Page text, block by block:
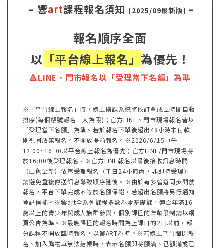
– 響art課程報名須知 (2025/09最新版) –
報名順序全面
以 「平台線上報名」 為優先！
🔺LINE、門市報名以「受理當下名額」為準
※「平台線上報名」時，線上購課系統將依訂單成立時間自動
排序(每個帳號報名一人為限)；官方LINE、門市現場報名皆以
「受理當下名額」為準。若於報名下單後超出48小時未付款，
則視同放棄報名。不開放提前報名。※2026/6/15中午
12:00~16:00以平台線上報名為優先；官方LINE/門市現場將
於16:00後受理報名。※官方LINE報名以最後接收訊息時間
（由舊至新）依序受理報名（平日24小時內，非即時受理），
請避免重複傳送訊息導致順序延後。※由於有多管道同步開放
報名，平台下單完成不等於名額保證，若超出名額將另行通知
登記候補。※響art全系列課程多數為零基礎課，適合年滿16
歲以上的青少年與成人族群參與，個別課程的年齡限制請以網
頁公告為準。※最晚課程的報名時間為上課日的2日以前，部
分課程不開放臨時報名，以響ART為準。※若線上平台關閉報
名、加入購物車無法結帳時，表示名額即將額滿、已額滿或已